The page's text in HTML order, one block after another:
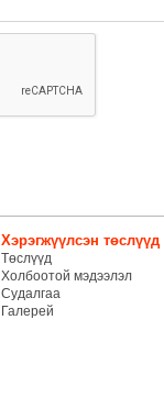
Хэрэгжүүлсэн төслүүд
Төслүүд
Холбоотой мэдээлэл
Судалгаа
Галерей